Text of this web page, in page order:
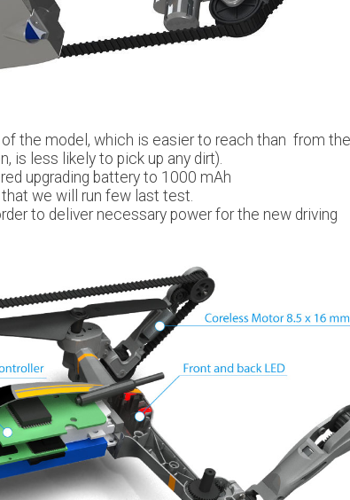
the model, which is easier to reach than from the
is less likely to pick up any dirt).
upgrading battery to 1000 mAh
we will run few last test.
to deliver necessary power for the new driving